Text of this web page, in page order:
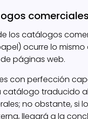
comerciales
los catálogos
ocurre lo
páginas web.
con perfección
catálogo traducido
no obstante, si
llegará a la